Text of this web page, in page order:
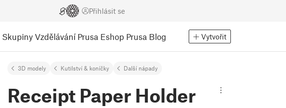
Přihlásit se
Skupiny Vzdělávání Prusa Eshop Prusa Blog Vytvořit
3D modely Kutilství & koníčky Další nápady
Receipt Paper Holder